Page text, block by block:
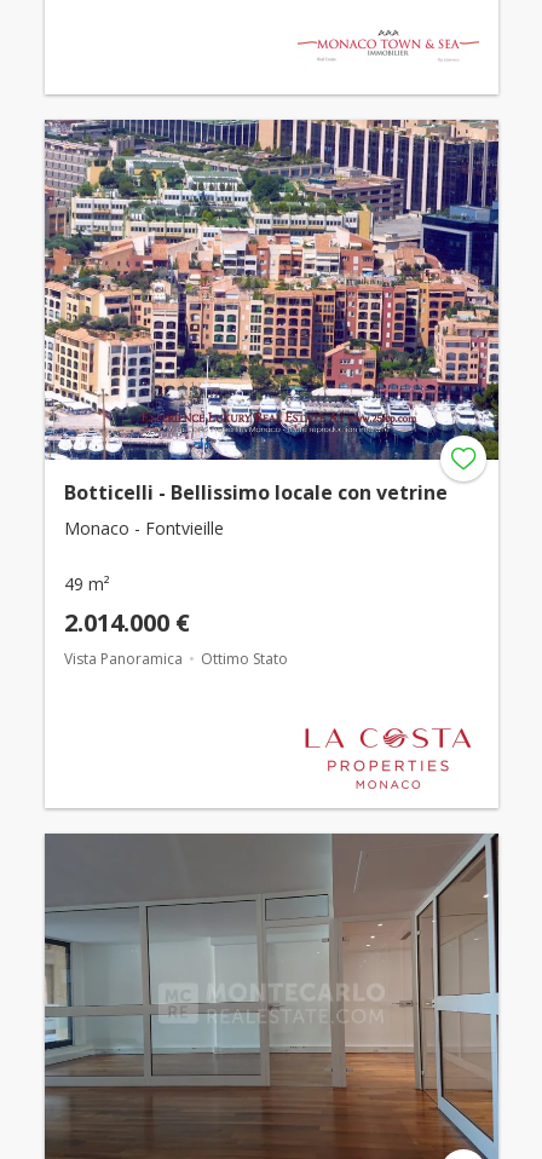
Botticelli - Bellissimo locale con vetrine
Monaco - Fontvieille
49 m²
2.014.000 €
Vista Panoramica Ottimo Stato